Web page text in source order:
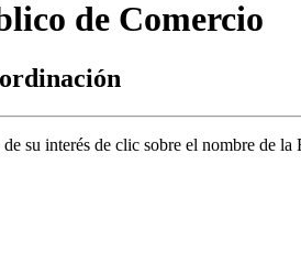
de Comercio
su interés de clic sobre el nombre de la